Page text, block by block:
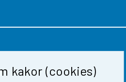
kakor (cookies)